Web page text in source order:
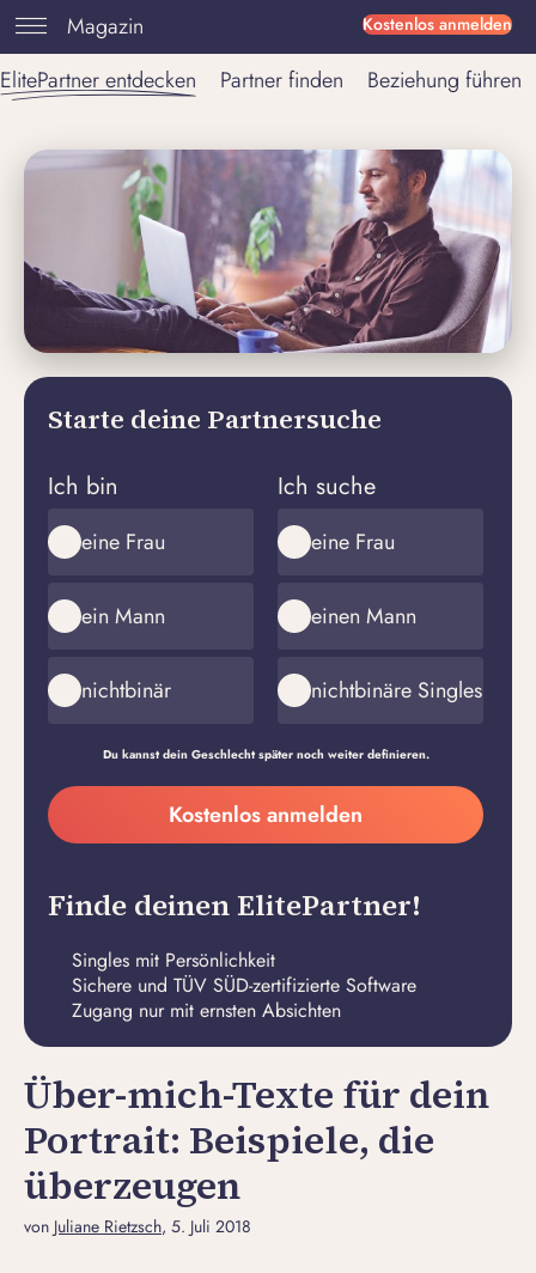
Kostenlos anmelden
Magazin
ElitePartner entdecken
Partner finden Beziehung führen
Starte deine Partnersuche
Ich bin
eine Frau
ein Mann
nichtbinär
Ich suche
eine Frau
einen Mann
nichtbinäre Singles
Du kannst dein Geschlecht später noch weiter definieren.
Meine
E-
Adresse
erstellen
Kostenlos anmelden
Finde deinen ElitePartner!
Singles mit Persönlichkeit
Sichere und TÜV SÜD-zertifizierte Software
Zugang nur mit ernsten Absichten
Über-mich-Texte für dein
Portrait: Beispiele, die
überzeugen
von Juliane Rietzsch, 5. Juli 2018